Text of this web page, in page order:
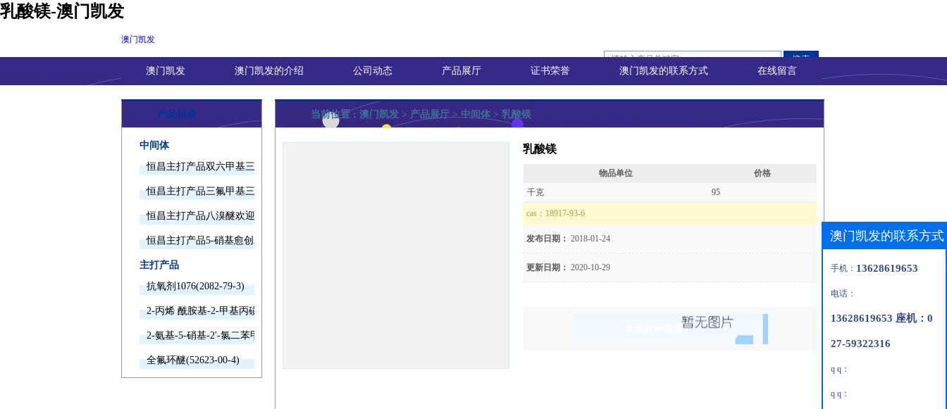
乳酸镁-澳门凯发
澳门凯发
澳门凯发 澳门凯发的介绍 公司动态 产品展厅 证书荣誉 澳门凯发的联系方式 在线留言
产品目录
中间体
恒昌主打产品双六甲基三胺欢迎询价
恒昌主打产品三氟甲基三甲基硅烷欢迎询价
恒昌主打产品八溴醚欢迎询价
恒昌主打产品5-硝基愈创木酚钠欢迎询价
主打产品
抗氧剂1076(2082-79-3)
2-丙烯 酰胺基-2-甲基丙磺酸(15214-89-8)
2-氨基-5-硝基-2'-氯二苯甲酮(2011-66-7)
全氟环醚(52623-00-4)
当前位置 : 澳门凯发 > 产品展厅 >中间体 > 乳酸镁
乳酸镁
物品单位
价格
千克
95
cas： 18917-93-6
发布日期： 2018-01-24
更新日期： 2020-10-29
澳门凯发的联系方式
手机： 13628619653
电话：
13628619653 座机：0
27-59322316
q q：
q q：